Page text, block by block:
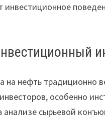
инвестиционное
на нефть традиционно
особенно
анализе сырьевой